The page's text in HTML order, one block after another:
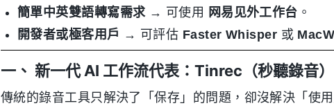
簡單中英雙語轉寫需求→ 可使用 网易见外工作台 。
開發者或極客用戶 → 可評估 Faster Whisper 或
一、 新一代 AI 工作流代表：Tinrec（秒聽錄音）
傳統的錄音工具只解決了「保存」的問題，卻沒解決「使用